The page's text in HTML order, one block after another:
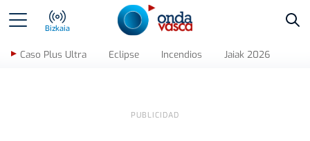
Bizkaia
Caso Plus Ultra Eclipse Incendios Jaiak 2026